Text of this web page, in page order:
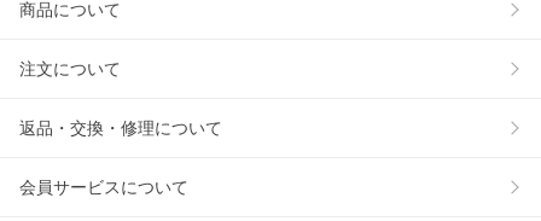
商品について
注文について
返品・交換・修理について
会員サービスについて